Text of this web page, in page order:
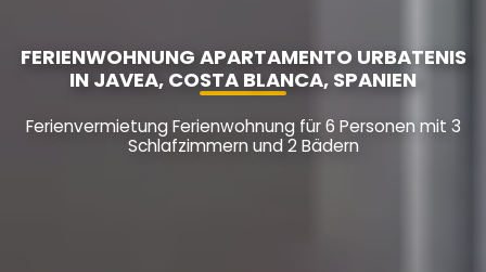
FERIENWOHNUNG APARTAMENTO URBATENIS
IN JAVEA, COSTA BLANCA, SPANIEN
Ferienvermietung Ferienwohnung für 6 Personen mit 3
Schlafzimmern und 2 Bädern